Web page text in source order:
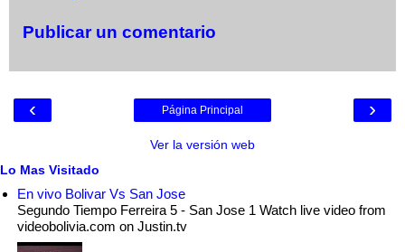
Publicar un comentario
‹ ›
Página Principal
Ver la versión web
Lo Mas Visitado
En vivo Bolivar Vs San Jose
Segundo Tiempo Ferreira 5 - San Jose 1 Watch live video from
videobolivia.com on Justin.tv